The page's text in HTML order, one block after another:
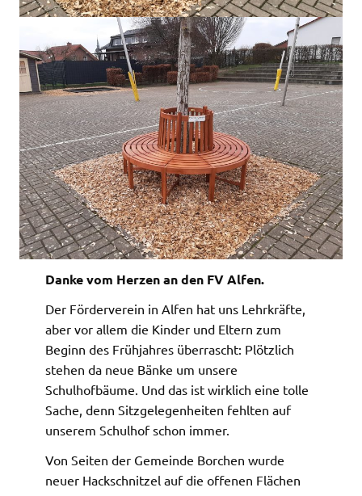
Danke vom Herzen an den FV Alfen.
Der Förderverein in Alfen hat uns Lehrkräfte,
aber vor allem die Kinder und Eltern zum
Beginn des Frühjahres überrascht: Plötzlich
stehen da neue Bänke um unsere
Schulhofbäume. Und das ist wirklich eine tolle
Sache, denn Sitzgelegenheiten fehlten auf
unserem Schulhof schon immer.
Von Seiten der Gemeinde Borchen wurde
neuer Hackschnitzel auf die offenen Flächen